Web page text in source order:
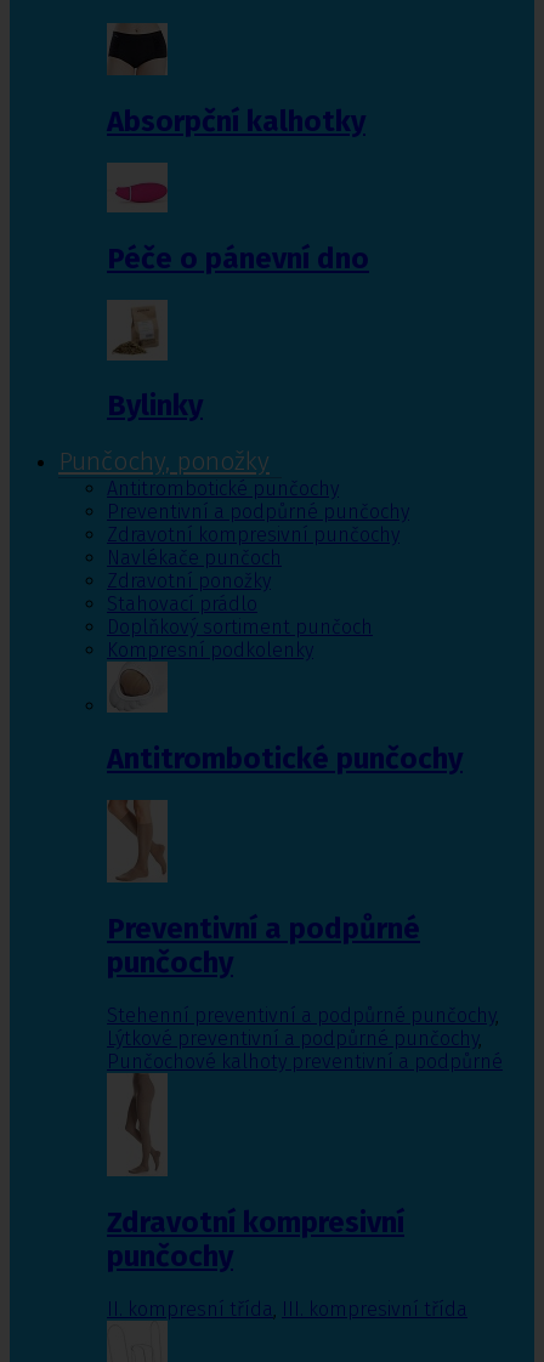
Absorpční kalhotky
Péče o pánevní dno
Bylinky
Punčochy, ponožky
Antitrombotické punčochy
Preventivní a podpůrné punčochy
Zdravotní kompresivní punčochy
Navlékače punčoch
Zdravotní ponožky
Stahovací prádlo
Doplňkový sortiment punčoch
Kompresní podkolenky
Antitrombotické punčochy
Preventivní a podpůrné
punčochy
Stehenní preventivní a podpůrné punčochy,
Lýtkové preventivní a podpůrné punčochy,
Punčochové kalhoty preventivní a podpůrné
Zdravotní kompresivní
punčochy
II. kompresní třída III. kompresivní třída